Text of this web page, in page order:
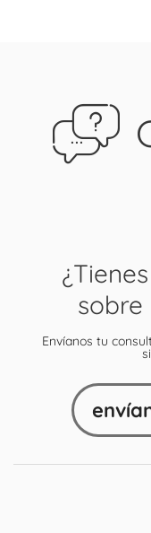
sobre
Envíanos tu